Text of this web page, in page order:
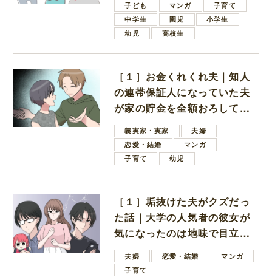
子ども
マンガ
子育て
中学生
園児
小学生
幼児
高校生
［１］お金くれくれ夫｜知人
の連帯保証人になっていた夫
が家の貯金を全額おろしてほ
しいと言ってきた
義実家・実家
夫婦
恋愛・結婚
マンガ
子育て
幼児
［１］垢抜けた夫がクズだっ
た話｜大学の人気者の彼女が
気になったのは地味で目立た
ない男子学生
夫婦 恋愛・結婚
マンガ
子育て